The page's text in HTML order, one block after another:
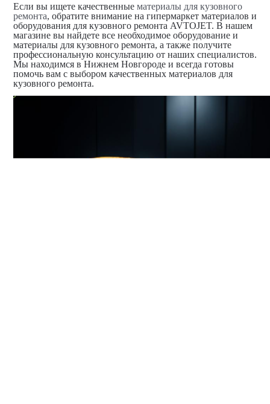
Если вы ищете качественные материалы для кузовного
ремонта, обратите внимание на гипермаркет материалов и
оборудования для кузовного ремонта AVTOJET. В нашем
магазине вы найдете все необходимое оборудование и
материалы для кузовного ремонта, а также получите
профессиональную консультацию от наших специалистов.
Мы находимся в Нижнем Новгороде и всегда готовы
помочь вам с выбором качественных материалов для
кузовного ремонта.